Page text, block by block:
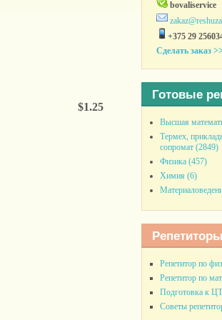
$1.25
bovaliservice
+375 29
Сделать заказ
Готовые
Высшая
Термех,
сопромат (2849)
Физика (457)
Химия (6)
Репетитор по
Репетитор по
Подготовка к
Советы